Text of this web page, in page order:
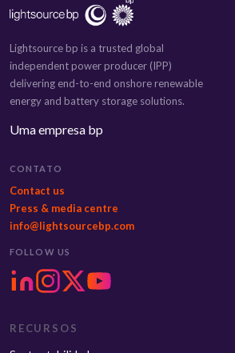
Lightsource bp is a trusted global
independent power producer (IPP)
delivering end-to-end onshore renewable
energy and battery storage solutions.
Uma empresa bp
CONTATO
Contact us
Press & media centre
info@lightsourcebp.com
FOLLOW US
RECURSOS